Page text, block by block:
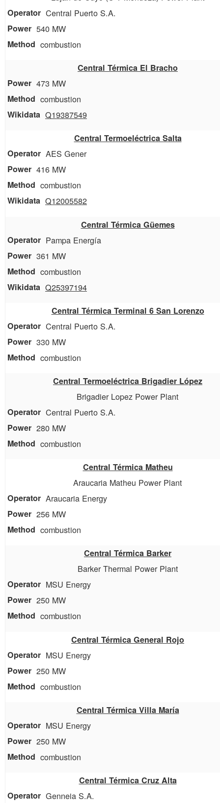
Central Puerto S.A.
540 MW
combustion
Central Térmica El Bracho
473 MW
combustion
Q19387549
Central Termoeléctrica Salta
AES Gener
416 MW
combustion
Q12005582
Central Térmica Güemes
Pampa Energía
361 MW
combustion
Q25397194
Central Térmica Terminal 6 San Lorenzo
Central Puerto S.A.
330 MW
combustion
Central Termoeléctrica Brigadier López
Brigadier Lopez Power Plant
Central Puerto S.A.
280 MW
combustion
Central Térmica Matheu
Araucaria Matheu Power Plant
Araucaria Energy
256 MW
combustion
Central Térmica Barker
Barker Thermal Power Plant
MSU Energy
250 MW
combustion
Central Térmica General Rojo
MSU Energy
250 MW
combustion
Central Térmica Villa María
MSU Energy
250 MW
combustion
Central Térmica Cruz Alta
Genneia S.A.